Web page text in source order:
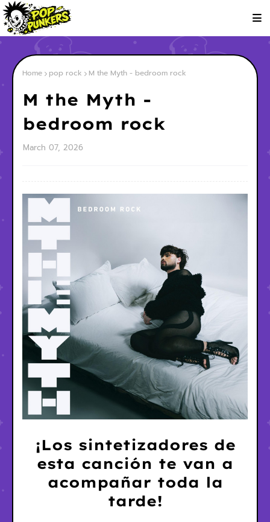
Home pop rock M the Myth - bedroom rock
M the Myth -
bedroom rock
March 07, 2026
¡Los sintetizadores de
esta canción te van a
acompañar toda la
tarde!